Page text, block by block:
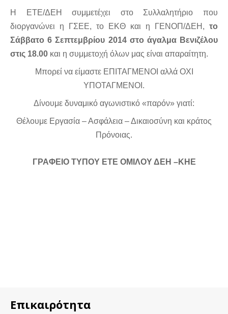
Η ΕΤΕ/ΔΕΗ συμμετέχει στο Συλλαλητήριο που
διοργανώνει η ΓΣΕΕ, το ΕΚΘ και η ΓΕΝΟΠ/ΔΕΗ, το
Σάββατο 6 Σεπτεμβρίου 2014 στο άγαλμα Βενιζέλου
στις 18.00 και η συμμετοχή όλων μας είναι απαραίτητη.
Μπορεί να είμαστε ΕΠΙΤΑΓΜΕΝΟΙ αλλά ΟΧΙ
ΥΠΟΤΑΓΜΕΝΟΙ.
Δίνουμε δυναμικό αγωνιστικό «παρόν» γιατί:
Θέλουμε Εργασία – Ασφάλεια – Δικαιοσύνη και κράτος
Πρόνοιας.
ΓΡΑΦΕΙΟ ΤΥΠΟΥ ΕΤΕ ΟΜΙΛΟΥ ΔΕΗ –ΚΗΕ
Επικαιρότητα